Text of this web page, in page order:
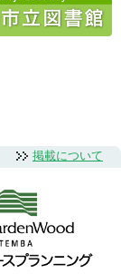
掲載について